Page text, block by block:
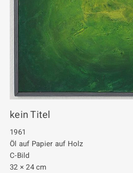
kein Titel
1961
Öl auf Papier auf Holz
C-Bild
32 × 24 cm